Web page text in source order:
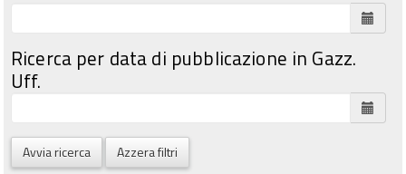
Ricerca per data di pubblicazione in Gazz.
Uff.
Avvia ricerca Azzera filtri